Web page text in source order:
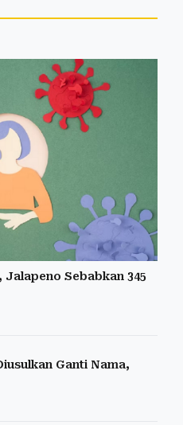
Jalapeno Sebabkan 345
Ganti Nama,